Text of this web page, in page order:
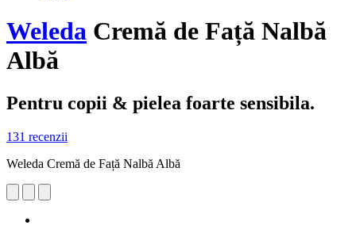
Weleda Cremă de Față Nalbă
Albă
Pentru copii & pielea foarte sensibila.
131 recenzii
Weleda Cremă de Față Nalbă Albă